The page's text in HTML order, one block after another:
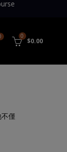
0
$0.00
僅